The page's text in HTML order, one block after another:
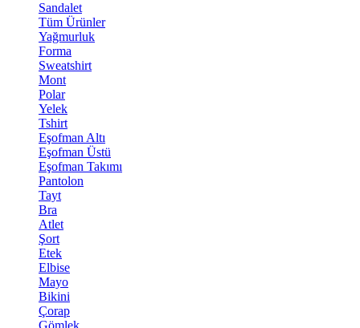
Sandalet
Tüm Ürünler
Yağmurluk
Forma
Sweatshirt
Mont
Polar
Yelek
Tshirt
Eşofman Altı
Eşofman Üstü
Eşofman Takımı
Pantolon
Tayt
Bra
Atlet
Şort
Etek
Elbise
Mayo
Bikini
Çorap
Gömlek